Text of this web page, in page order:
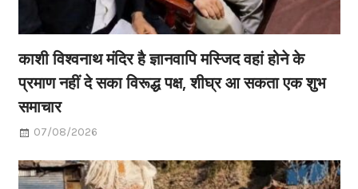
काशी विश्वनाथ मंदिर है ज्ञानवापि मस्जिद वहां होने के
प्रमाण नहीं दे सका विरूद्ध पक्ष, शीघ्र आ सकता एक शुभ
समाचार
07/08/2026